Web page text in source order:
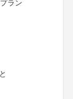
ラン